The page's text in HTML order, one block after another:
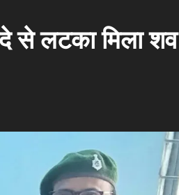
से लटका मिला शव